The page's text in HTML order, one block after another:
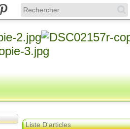
Liste D'articles